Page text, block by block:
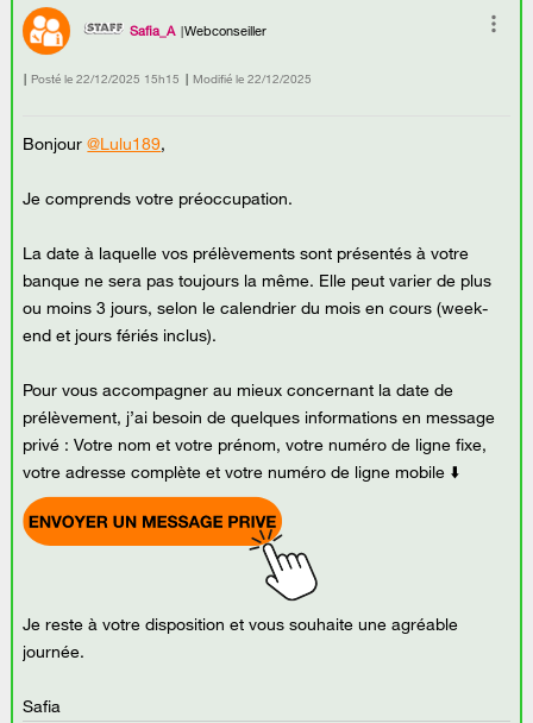
Safia_A Webconseiller
Posté le ‎22/12/2025 15h15 Modifié le 22/12/2025
Bonjour@Lulu189,
Je comprends votre préoccupation.
La date à laquelle vos prélèvements sont présentés à votre
banquene sera pas toujours la même. Elle peut varier de plus
ou moins 3 jours, selon le calendrier du mois en cours (week-
end et jours fériés inclus).
Pour vous accompagner au mieux concernant la date de
prélèvement, j’ai besoin de quelques informations en message
privé : Votre nom et votre prénom, votre numéro de ligne fixe,
votre adresse complète et votre numéro de ligne mobile ⬇️
Je reste à votre disposition et vous souhaite une agréable
journée.
Safia